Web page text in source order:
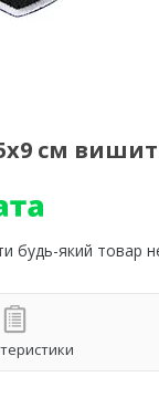
см
будь-який товар